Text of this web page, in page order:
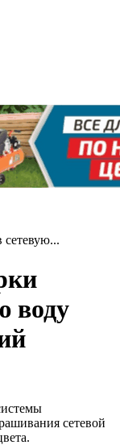
сетевую...
воду
сетевой